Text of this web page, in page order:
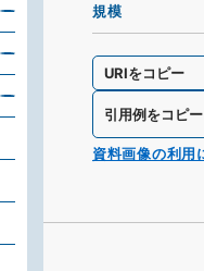
規模
URIをコピー
引用例をコピー
資料画像の利用